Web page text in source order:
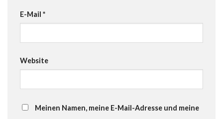
E-Mail *
Website
Meinen Namen, meine E-Mail-Adresse und meine